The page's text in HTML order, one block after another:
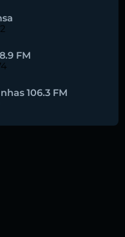
FM
106.3 FM